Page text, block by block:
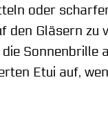
oder
den Gläsern zu
die Sonnenbrille
Etui auf,